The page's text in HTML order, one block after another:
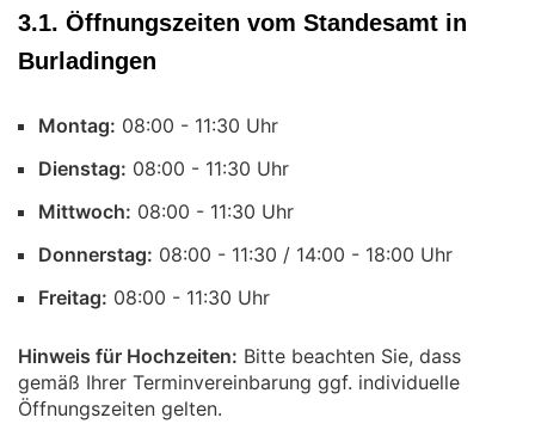
3.1. Öffnungszeiten vom Standesamt in
Burladingen
Montag:
Uhr
Dienstag:
Uhr
Mittwoch:
Uhr
Donnerstag:
Uhr
Freitag:
Uhr
Hinweis für Hochzeiten: Bitte beachten Sie, dass
gemäß Ihrer Terminvereinbarung ggf. individuelle
Öffnungszeiten gelten.